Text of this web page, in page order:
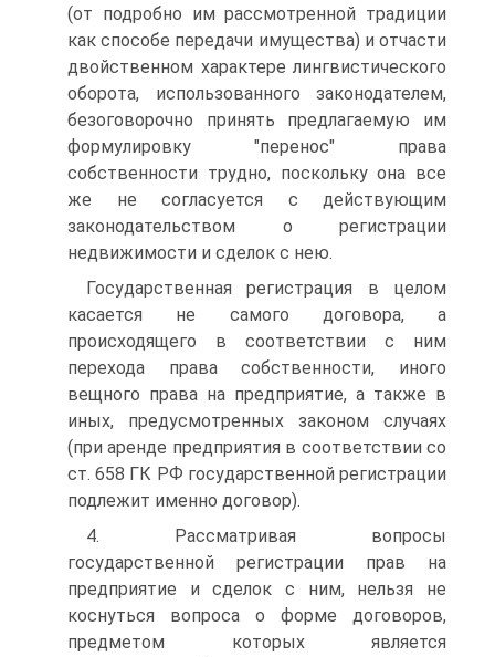
(от подробно им рассмотренной традиции
как способе передачи имущества) и отчасти
двойственном характере лингвистического
оборота, использованного законодателем,
безоговорочно принять предлагаемую им
формулировку "перенос" права
собственности трудно, поскольку она все
же не согласуется с действующим
законодательством о регистрации
недвижимости и сделок с нею.
Государственная регистрация в целом
касается не самого договора, а
происходящего в соответствии с ним
перехода права собственности, иного
вещного права на предприятие, а также в
иных, предусмотренных законом случаях
(при аренде предприятия в соответствии со
ст. 658 ГК РФ государственной регистрации
подлежит именно договор).
4. Рассматривая вопросы
государственной регистрации прав на
предприятие и сделок с ним, нельзя не
коснуться вопроса о форме договоров,
предметом которых является